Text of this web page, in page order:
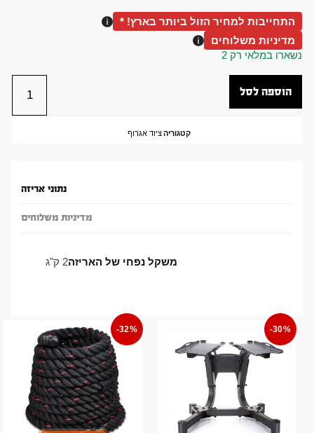
התחייבות למחיר הזול ביותר בארץ! *
מדיניות משלוחים
נשארו במלאי רק 2
הוספה לסל
קטגוריה ציוד אגרוף
נתוני אריזה
מדיניות משלוחים
משקל נפחי של האריזה2 ק"ג
-30%
-32%